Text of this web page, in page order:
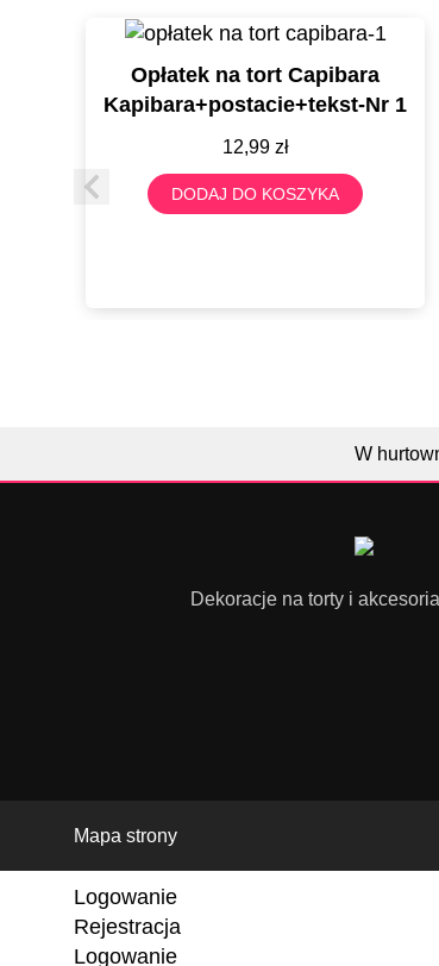
Opłatek na tort Capibara
Kapibara+postacie+tekst-Nr 1
12,99 zł
DODAJ DO KOSZYKA
W
Dekoracje na torty i
Mapa strony
Logowanie
Rejestracja
Logowanie